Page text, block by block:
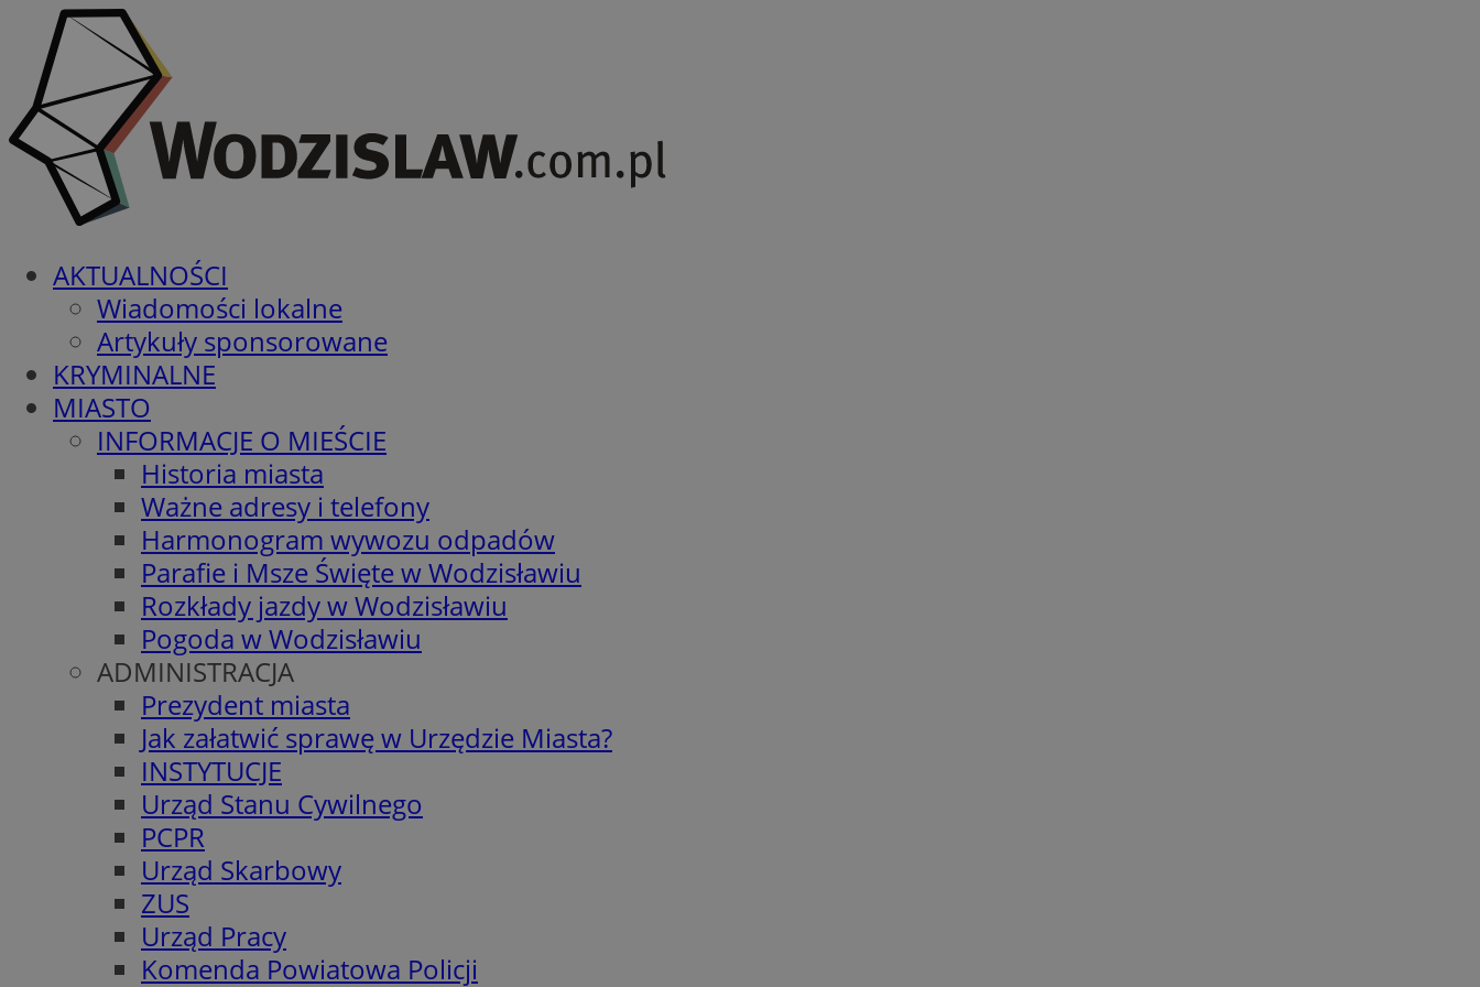
AKTUALNOŚCI
Wiadomości lokalne
Artykuły sponsorowane
KRYMINALNE
MIASTO
INFORMACJE O MIEŚCIE
Historia miasta
Ważne adresy i telefony
Harmonogram wywozu odpadów
Parafie i Msze Święte w Wodzisławiu
Rozkłady jazdy w Wodzisławiu
Pogoda w Wodzisławiu
ADMINISTRACJA
Prezydent miasta
Jak załatwić sprawę w Urzędzie Miasta?
INSTYTUCJE
Urząd Stanu Cywilnego
PCPR
Urząd Skarbowy
ZUS
Urząd Pracy
Komenda Powiatowa Policji